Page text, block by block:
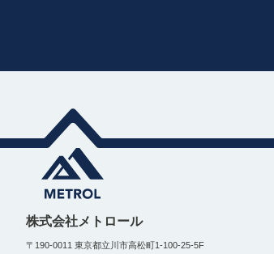
株式会社メトロール
〒190-0011 東京都立川市高松町1-100-25-5F